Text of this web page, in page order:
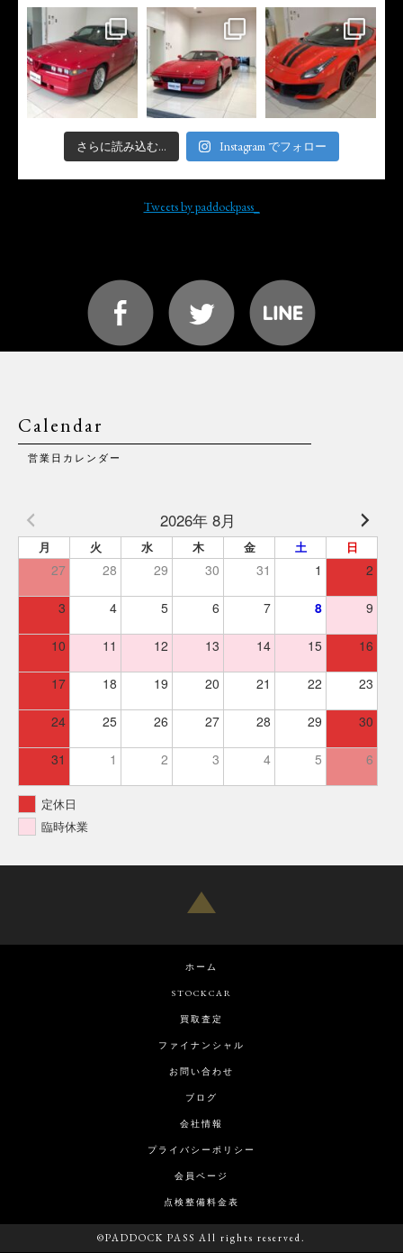
さらに読み込む... Instagram でフォロー
Tweets by paddockpass_
Calendar
営業日カレンダー
2026年 8月
月 火 水 木 金 土 日
27 28 29 30 31 1 2
3 4 5 6 7 8 9
10 11 12 13 14 15 16
17 18 19 20 21 22 23
24 25 26 27 28 29 30
31 1 2 3 4 5 6
定休日
臨時休業
ホーム
STOCKCAR
買取査定
ファイナンシャル
お問い合わせ
ブログ
会社情報
プライバシーポリシー
会員ページ
点検整備料金表
©PADDOCK PASS All rights reserved.